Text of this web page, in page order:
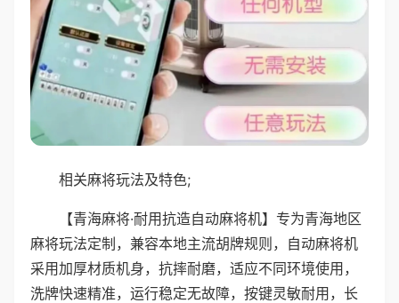
相关麻将玩法及特色;
【青海麻将·耐用抗造自动麻将机】专为青海地区
麻将玩法定制，兼容本地主流胡牌规则，自动麻将机
采用加厚材质机身，抗摔耐磨，适应不同环境使用，
洗牌快速精准，运行稳定无故障，按键灵敏耐用，长